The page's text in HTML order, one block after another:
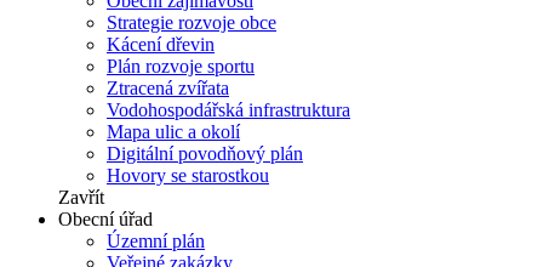
Strategie rozvoje obce
Kácení dřevin
Plán rozvoje sportu
Ztracená zvířata
Vodohospodářská infrastruktura
Mapa ulic a okolí
Digitální povodňový plán
Hovory se starostkou
Zavřít
Obecní úřad
Územní plán
Veřejné zakázky